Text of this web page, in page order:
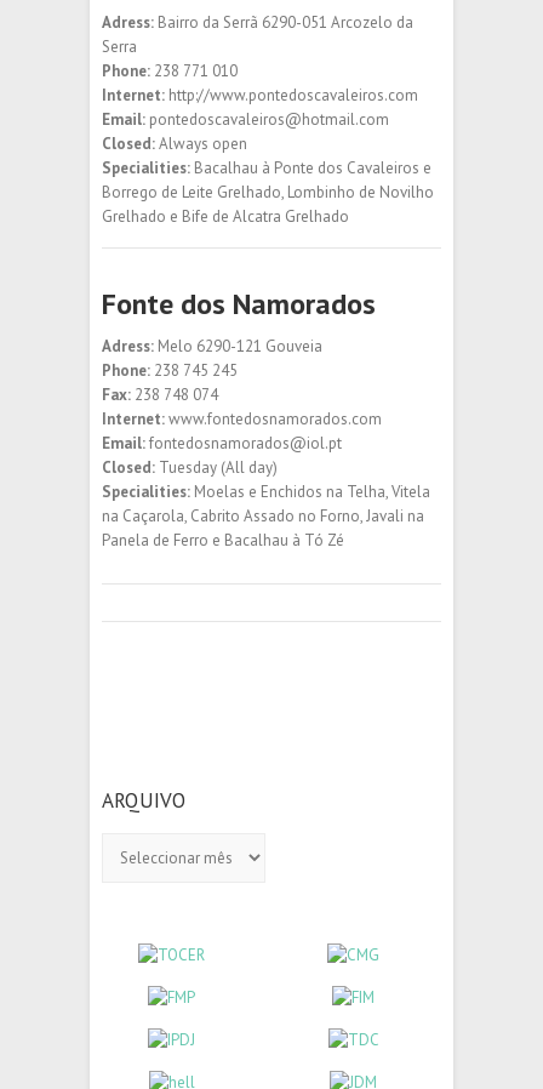
Adress: Bairro da Serrã 6290-051 Arcozelo da
Serra
Phone: 238 771 010
Internet: http://www.pontedoscavaleiros.com
Email: pontedoscavaleiros@hotmail.com
Closed:Always open
Specialities: Bacalhau à Ponte dos Cavaleiros e
Borrego de Leite Grelhado, Lombinho de Novilho
Grelhado e Bife de Alcatra Grelhado
Fonte dos Namorados
Adress: Melo 6290-121 Gouveia
Phone: 238 745 245
Fax: 238 748 074
Internet:www.fontedosnamorados.com
Email:fontedosnamorados@iol.pt
Closed: Tuesday (All day)
Specialities: Moelas e Enchidos na Telha, Vitela
na Caçarola, Cabrito Assado no Forno, Javali na
Panela de Ferro e Bacalhau à Tó Zé
ARQUIVO